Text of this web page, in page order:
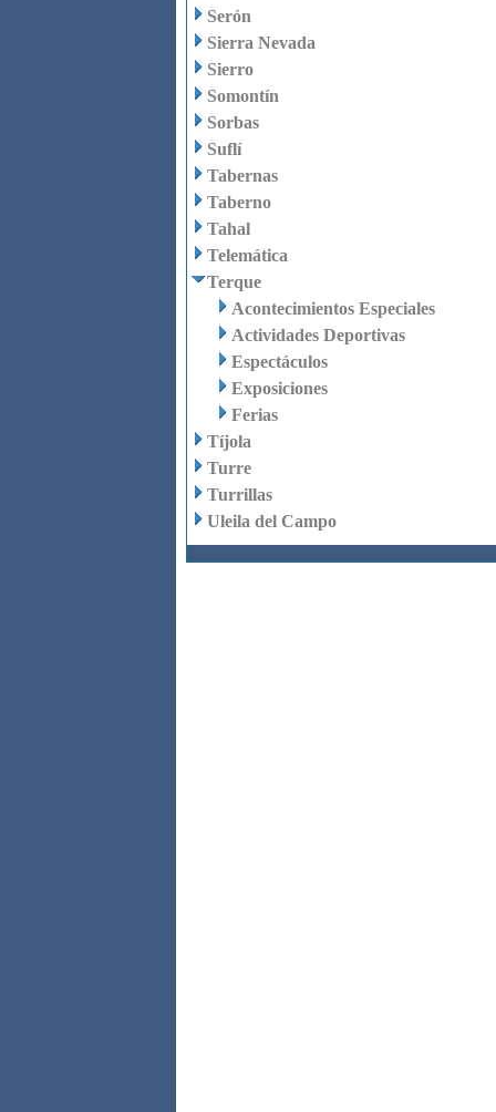
Serón
Sierra Nevada
Sierro
Somontín
Sorbas
Suflí
Tabernas
Taberno
Tahal
Telemática
Terque
Acontecimientos Especiales
Actividades Deportivas
Espectáculos
Exposiciones
Ferias
Tíjola
Turre
Turrillas
Uleila del Campo